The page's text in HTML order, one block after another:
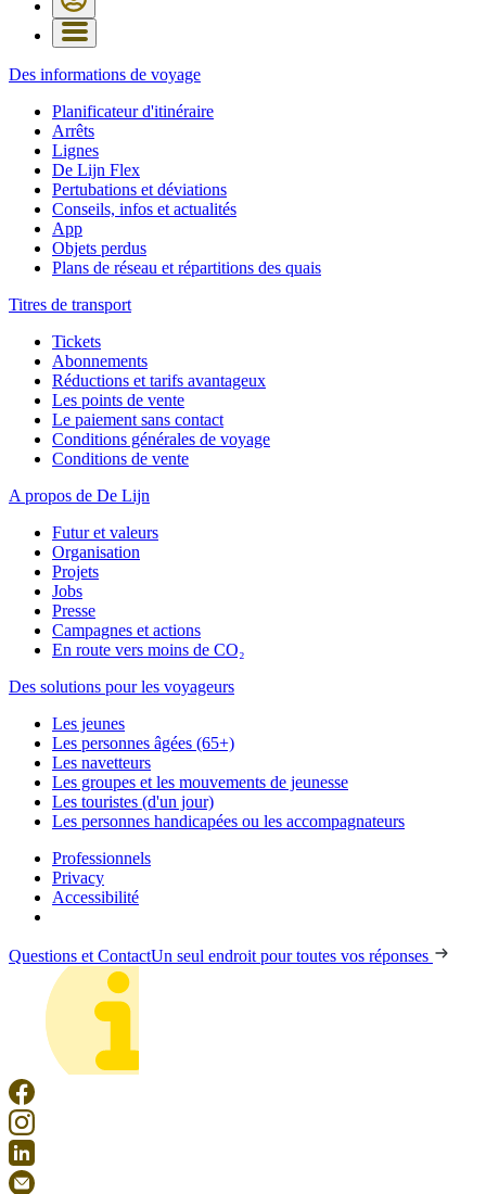
Des informations de voyage
Planificateur d'itinéraire
Arrêts
Lignes
De Lijn Flex
Pertubations et déviations
Conseils, infos et actualités
App
Objets perdus
Plans de réseau et répartitions des quais
Titres de transport
Tickets
Abonnements
Réductions et tarifs avantageux
Les points de vente
Le paiement sans contact
Conditions générales de voyage
Conditions de vente
A propos de De Lijn
Futur et valeurs
Organisation
Projets
Jobs
Presse
Campagnes et actions
En route vers moins de CO₂
Des solutions pour les voyageurs
Les jeunes
Les personnes âgées (65+)
Les navetteurs
Les groupes et les mouvements de jeunesse
Les touristes (d'un jour)
Les personnes handicapées ou les accompagnateurs
Professionnels
Privacy
Accessibilité
Questions et ContactUn seul endroit pour toutes vos réponses